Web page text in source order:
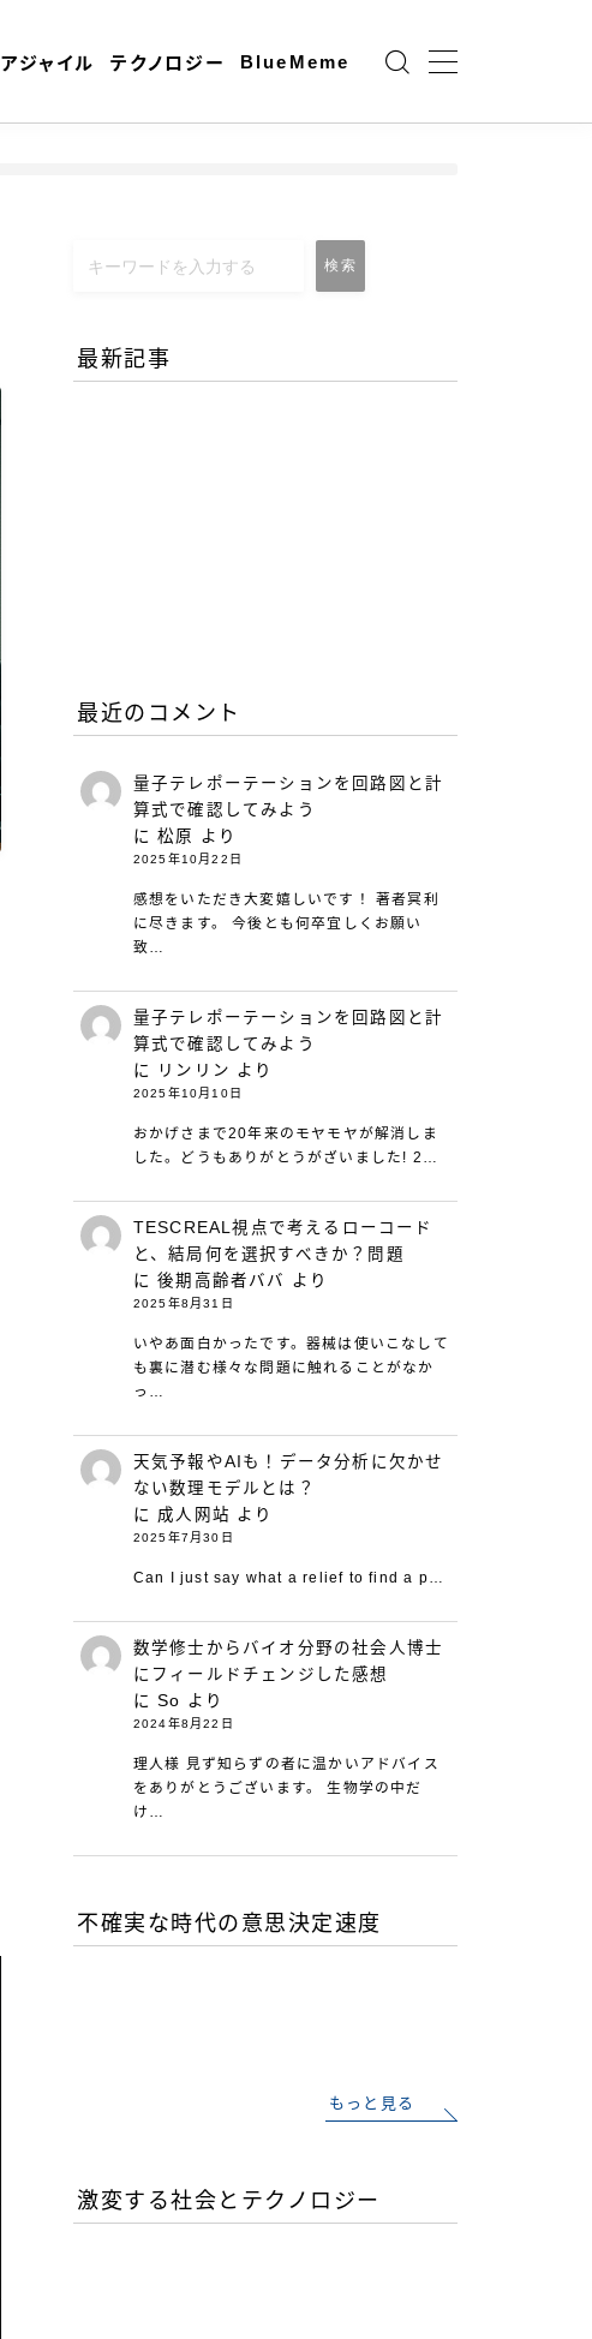
アジャイル テクノロジー BlueMeme
検索
最新記事
最近のコメント
量子テレポーテーションを回路図と計
算式で確認してみよう
に松原 より
2025年10月22日
感想をいただき大変嬉しいです！ 著者冥利
に尽きます。 今後とも何卒宜しくお願い
致…
量子テレポーテーションを回路図と計
算式で確認してみよう
に
リンリン より
2025年10月10日
おかげさまで20年来のモヤモヤが解消しま
した。どうもありがとうがざいました! 2…
TESCREAL視点で考えるローコード
と、結局何を選択すべきか？問題
に後期高齢者ババ より
2025年8月31日
いやあ面白かったです。器械は使いこなして
も裏に潜む様々な問題に触れることがなか
っ…
天気予報やAIも！データ分析に欠かせ
ない数理モデルとは？
に 成人网站 より
2025年7月30日
Can I just say what a relief to find a p…
数学修士からバイオ分野の社会人博士
にフィールドチェンジした感想
にSo より
2024年8月22日
理人様 見ず知らずの者に温かいアドバイス
をありがとうございます。 生物学の中だ
け…
不確実な時代の意思決定速度
もっと見る
激変する社会とテクノロジー